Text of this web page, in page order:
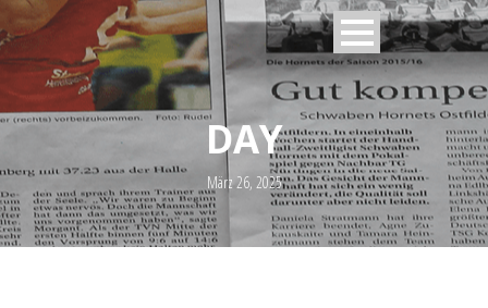
DAY
März 26, 2025